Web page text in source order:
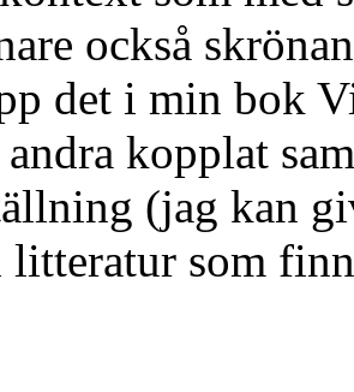
också
det i min bok
kopplat
(jag kan
litteratur som